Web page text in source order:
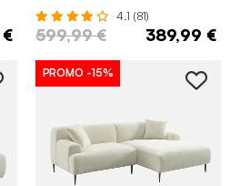
4.1 (81)
599,99 € 389,99 €
PROMO -15%